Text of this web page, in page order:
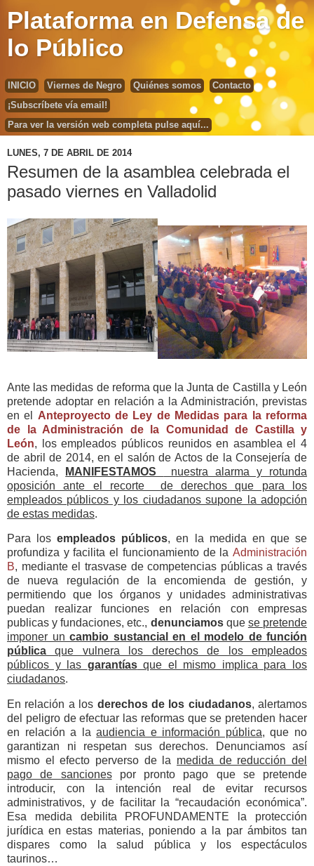
Plataforma en Defensa de
lo Público
INICIO Viernes de Negro Quiénes somos
Contacto
¡Subscríbete vía email!
Para ver la versión web completa pulse aquí...
LUNES, 7 DE ABRIL DE 2014
Resumen de la asamblea celebrada el
pasado viernes en Valladolid
Ante las medidas de reforma que la Junta de Castilla y León
pretende adoptar en relación a la Administración, previstas
en el Anteproyecto de Ley de Medidas para la reforma
de la Administración de la Comunidad de Castilla y
León, los empleados públicos reunidos en asamblea el 4
de abril de 2014, en el salón de Actos de la Consejería de
Hacienda,
MANIFESTAMOS
nuestra alarma y rotunda
oposición ante el recorte de derechos que para los
empleados públicos y los ciudadanos supone la adopción
de estas medidas.
Para losempleados públicos, en la medida en que se
profundiza y facilita el funcionamiento de la Administración
B, mediante el trasvase de competencias públicas a través
de nueva regulación de la encomienda de gestión, y
permitiendo que los órganos y unidades administrativas
puedan realizar funciones en relación con empresas
publicas y fundaciones, etc., denunciamosque se pretende
imponer un cambio sustancial en el modelo de función
pública que vulnera los derechos de los empleados
públicos y las garantíasque el mismo implica para los
ciudadanos.
En relación a los derechos de los ciudadanos, alertamos
del peligro de efectuar las reformas que se pretenden hacer
en relación a laaudiencia e información pública, que no
garantizan ni respetan sus derechos. Denunciamos así
mismo el efecto perverso de la medida de reducción del
pago de sancionespor pronto pago que se pretende
introducir, con la intención real de evitar recursos
administrativos, y de facilitar la “recaudación económica”.
Esa medida debilita PROFUNDAMENTE la protección
jurídica en estas materias, poniendo a la par ámbitos tan
dispares como la salud pública y los espectáculos
taurinos…